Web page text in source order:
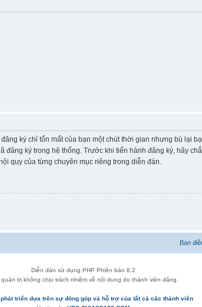
ký chỉ tốn mất của bạn một chút thời gian nhưng bù lại
ký trong hệ thống. Trước khi tiến hành đăng ký, hãy
quy của từng chuyên mục riêng trong diễn đàn.
Ban
Diễn đàn sử dụng PHP Phiên bản 8.2
trị không chịu trách nhiệm về nội dung do thành viên đăng.
triển dựa trên sự đóng góp và hỗ trợ của tất cả các thành viên